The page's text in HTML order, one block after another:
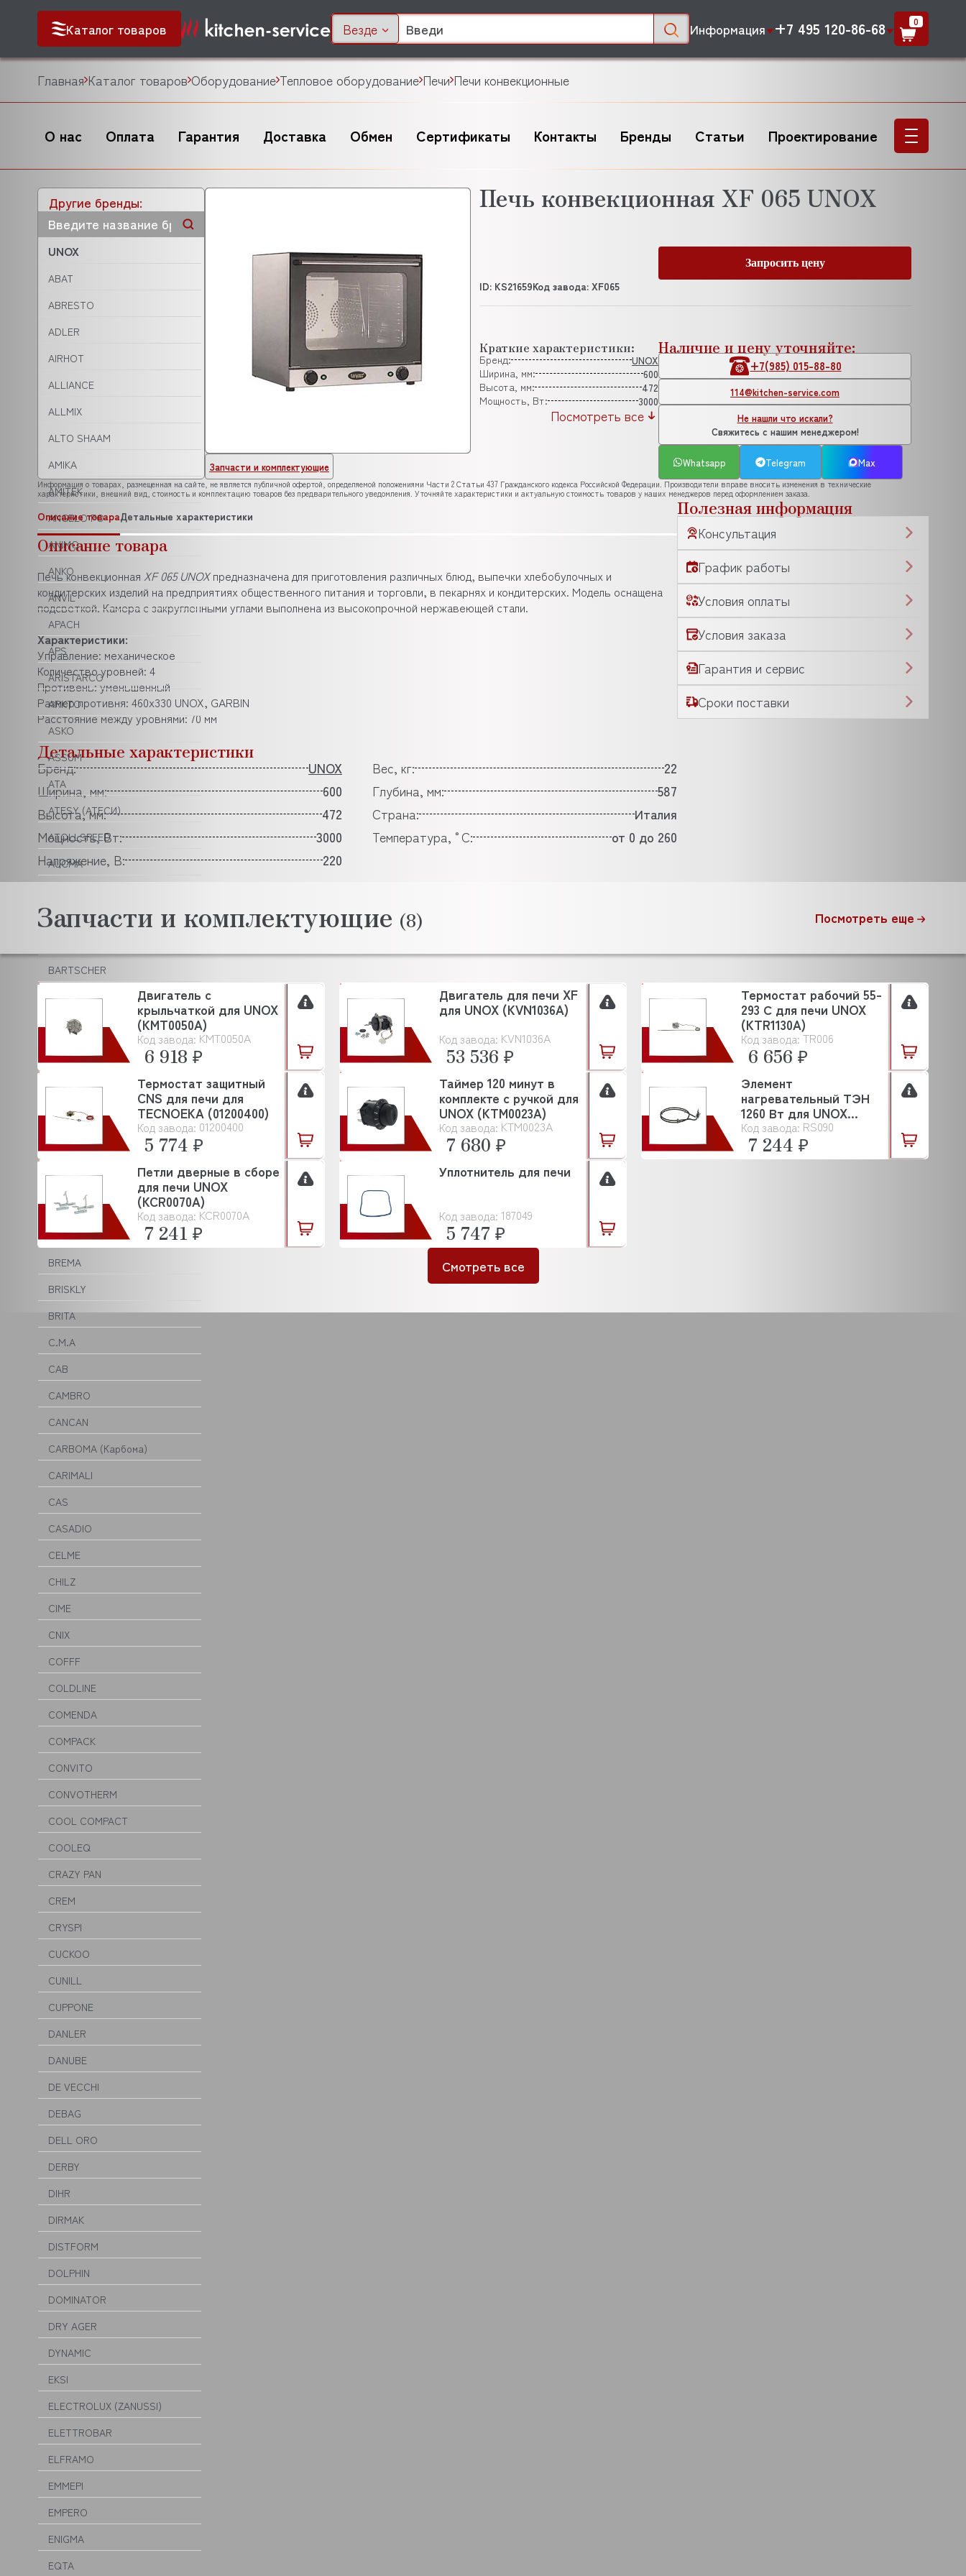
Каталог товаров Везде Информация +7 495 120-86-68 0
Главная Каталог товаров Оборудование Тепловое оборудование Печи Печи конвекционные
О нас Оплата Гарантия Доставка Обмен Сертификаты Контакты Бренды Статьи Проектирование
Другие бренды:
UNOX
ABAT
ABRESTO
ADLER
AIRHOT
ALLIANCE
ALLMIX
ALTO SHAAM
AMIKA
AMITEK
ANGELO PO
ANIMO
ANKO
ANVIL
APACH
APS
ARISTARCO
ARKTO
ASKO
ASSUM
ATA
ATESY (АТЕСИ)
ATOLLSPEED
AUCMA
BAKEBERRY
BARTSCHER
BASSANINA
BEAR VARIMIXER
BESSERVACUUM
BOKNI
BRAS
BRAVILOR BONAMAT
BREMA
BRISKLY
BRITA
C.M.A
CAB
CAMBRO
CANCAN
CARBOMA (Карбома)
CARIMALI
CAS
CASADIO
CELME
CHILZ
CIME
CNIX
COFFF
COLDLINE
COMENDA
COMPACK
CONVITO
CONVOTHERM
COOL COMPACT
COOLEQ
CRAZY PAN
CREM
CRYSPI
CUCKOO
CUNILL
CUPPONE
DANLER
DANUBE
DE VECCHI
DEBAG
DELL ORO
DERBY
DIHR
DIRMAK
DISTFORM
DOLPHIN
DOMINATOR
DRY AGER
DYNAMIC
EKSI
ELECTROLUX (ZANUSSI)
ELETTROBAR
ELFRAMO
EMMEPI
EMPERO
ENIGMA
EQTA
Запчасти и комплектующие
Печь конвекционная XF 065 UNOX
Запросить цену
ID: KS21659Код завода: XF065
Краткие характеристики:
Бренд:
UNOX
Ширина, мм:
600
Высота, мм:
472
Мощность, Вт:
3000
Посмотреть все
Наличие и цену уточняйте:
+7(985) 015-88-80
114@kitchen-service.com
Не нашли что искали?
Свяжитесь с нашим менеджером!
Whatsapp Telegram Max
Информация о товарах, размещенная на сайте, не является публичной офертой, определяемой положениями Части 2 Статьи 437 Гражданского кодекса Российской Федерации. Производители вправе вносить изменения в технические
характеристики, внешний вид, стоимость и комплектацию товаров без предварительного уведомления. Уточняйте характеристики и актуальную стоимость товаров у наших менеджеров перед оформлением заказа.
Описание товараДетальные характеристики
Описание товара
Печь конвекционная XF 065 UNOXпредназначена для приготовления различных блюд, выпечки хлебобулочных и
кондитерских изделий на предприятиях общественного питания и торговли, в пекарнях и кондитерских. Модель оснащена
подсветкой. Камера с закругленными углами выполнена из высокопрочной нержавеющей стали.
Характеристики:
Управление: механическое
Количество уровней: 4
Противень: уменьшенный
Размер противня: 460х330 UNOX, GARBIN
Расстояние между уровнями: 70 мм
Детальные характеристики
Бренд: UNOX Вес, кг:
22
Ширина, мм:
600 Глубина, мм:
587
Высота, мм:
472 Страна:
Италия
Мощность, Вт:
3000 Температура, °C:
от 0 до 260
Напряжение, В:
220
Полезная информация
Консультация
График работы
Условия оплаты
Условия заказа
Гарантия и сервис
Сроки поставки
Запчасти и комплектующие (8) Посмотреть еще
Код завода: KMT0050A
Двигатель с
крыльчаткой для UNOX
(KMT0050A)
6 918 ₽
Код завода: KVN1036A
Двигатель для печи XF
для UNOX (KVN1036A)
53 536 ₽
Код завода: TR006
Термостат рабочий 55-
293 С для печи UNOX
(KTR1130A)
6 656 ₽
Код завода: 01200400
Термостат защитный
CNS для печи для
TECNOEKA (01200400)
5 774 ₽
Код завода: KTM0023A
Таймер 120 минут в
комплекте с ручкой для
UNOX (KTM0023A)
7 680 ₽
Код завода: RS090
Элемент
нагревательный ТЭН
1260 Вт для UNOX
(RS090)
7 244 ₽
Код завода: KCR0070A
Петли дверные в сборе
для печи UNOX
(KCR0070A)
7 241 ₽
Код завода: 187049
Уплотнитель для печи
5 747 ₽
Смотреть все